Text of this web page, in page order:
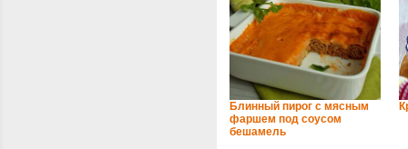
Блинный пирог с мясным
фаршем под соусом
бешамель